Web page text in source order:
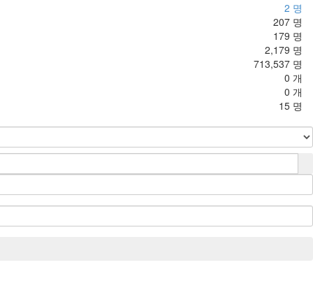
2 명
207 명
179 명
2,179 명
713,537 명
0 개
0 개
15 명